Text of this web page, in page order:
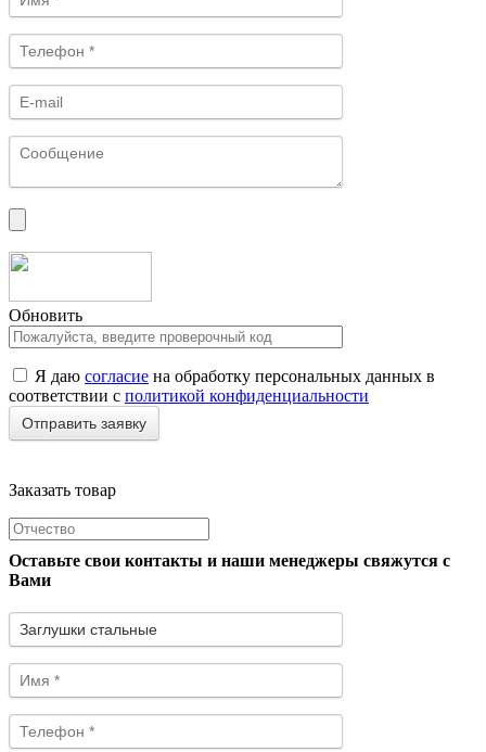
Обновить
Я даю согласие на обработку персональных данных в
соответствии с политикой конфиденциальности
Заказать товар
Оставьте свои контакты и наши менеджеры свяжутся с
Вами